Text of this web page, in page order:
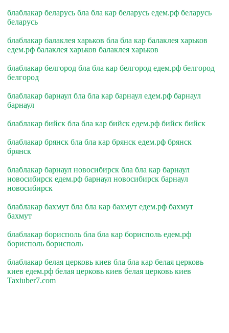
блаблакар беларусь бла бла кар беларусь едем.рф беларусь
беларусь
блаблакар балаклея харьков бла бла кар балаклея харьков
едем.рф балаклея харьков балаклея харьков
блаблакар белгород бла бла кар белгород едем.рф белгород
белгород
блаблакар барнаул бла бла кар барнаул едем.рф барнаул
барнаул
блаблакар бийск бла бла кар бийск едем.рф бийск бийск
блаблакар брянск бла бла кар брянск едем.рф брянск
брянск
блаблакар барнаул новосибирск бла бла кар барнаул
новосибирск едем.рф барнаул новосибирск барнаул
новосибирск
блаблакар бахмут бла бла кар бахмут едем.рф бахмут
бахмут
блаблакар борисполь бла бла кар борисполь едем.рф
борисполь борисполь
блаблакар белая церковь киев бла бла кар белая церковь
киев едем.рф белая церковь киев белая церковь киев
Taxiuber7.com